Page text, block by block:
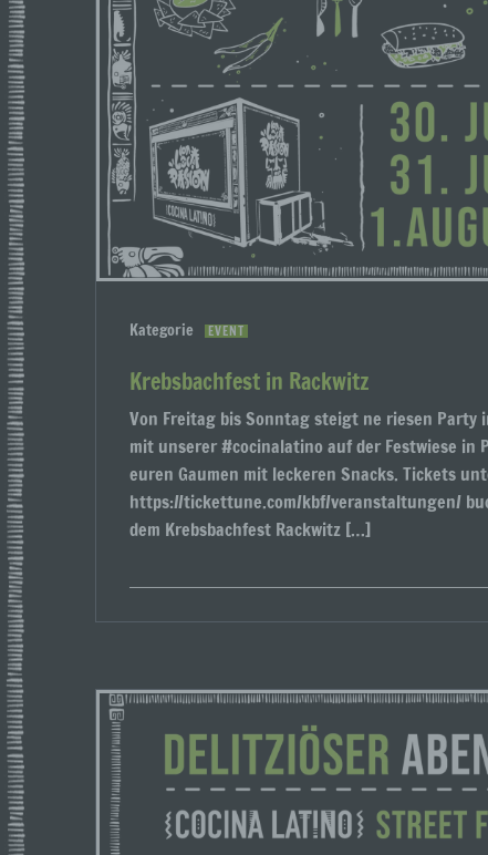
Kategorie EVENT
Krebsbachfest in Rackwitz
Von Freitag bis Sonntag steigt ne riesen Party
mit unserer #cocinalatino auf der Festwiese in
euren Gaumen mit leckeren Snacks. Tickets
https://tickettune.com/kbf/veranstaltungen/
dem Krebsbachfest Rackwitz […]